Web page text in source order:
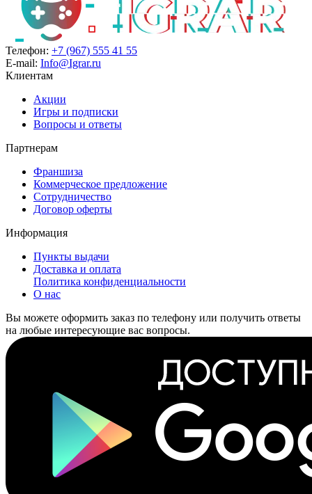
Телефон: +7 (967) 555 41 55
E-mail: Info@Igrar.ru
Клиентам
Акции
Игры и подписки
Вопросы и ответы
Партнерам
Франшиза
Коммерческое предложение
Сотрудничество
Договор оферты
Информация
Пункты выдачи
Доставка и оплата
Политика конфиденциальности
О нас
Вы можете оформить заказ по телефону или получить ответы
на любые интересующие вас вопросы.